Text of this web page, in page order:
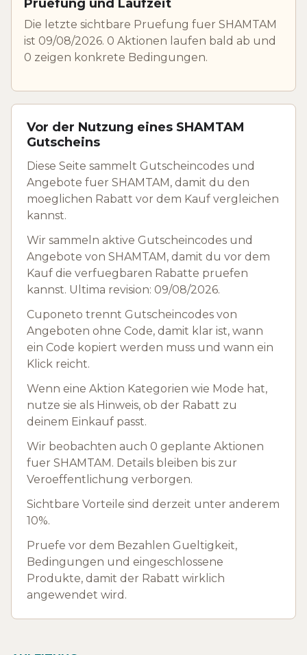
Pruefung und Laufzeit
Die letzte sichtbare Pruefung fuer SHAMTAM
ist 09/08/2026. 0 Aktionen laufen bald ab und
0 zeigen konkrete Bedingungen.
Vor der Nutzung eines SHAMTAM
Gutscheins
Diese Seite sammelt Gutscheincodes und
Angebote fuer SHAMTAM, damit du den
moeglichen Rabatt vor dem Kauf vergleichen
kannst.
Wir sammeln aktive Gutscheincodes und
Angebote von SHAMTAM, damit du vor dem
Kauf die verfuegbaren Rabatte pruefen
kannst. Ultima revision: 09/08/2026.
Cuponeto trennt Gutscheincodes von
Angeboten ohne Code, damit klar ist, wann
ein Code kopiert werden muss und wann ein
Klick reicht.
Wenn eine Aktion Kategorien wie Mode hat,
nutze sie als Hinweis, ob der Rabatt zu
deinem Einkauf passt.
Wir beobachten auch 0 geplante Aktionen
fuer SHAMTAM. Details bleiben bis zur
Veroeffentlichung verborgen.
Sichtbare Vorteile sind derzeit unter anderem
10%.
Pruefe vor dem Bezahlen Gueltigkeit,
Bedingungen und eingeschlossene
Produkte, damit der Rabatt wirklich
angewendet wird.